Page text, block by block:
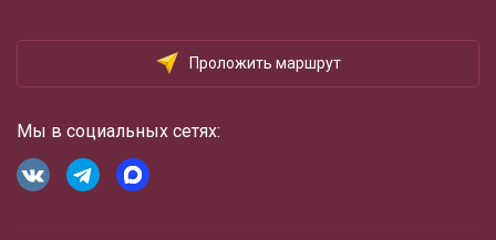
Проложить маршрут
Мы в социальных сетях: